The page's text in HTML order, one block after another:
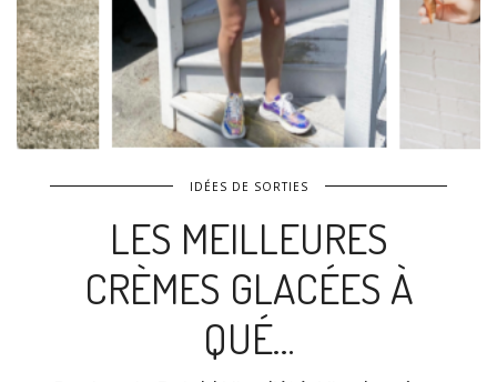
IDÉES DE SORTIES
LES MEILLEURES
CRÈMES GLACÉES À
QUÉ…